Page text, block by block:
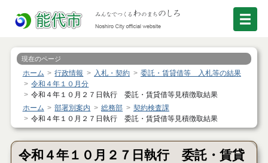
現在のページ
ホーム 行政情報 入札・契約
委託・賃貸借等 入札等の結果
令和４年１０月分
令和４年１０月２７日執行 委託・賃貸借等見積徴取結果
ホーム
部署別案内 総務部
契約検査課
令和４年１０月２７日執行 委託・賃貸借等見積徴取結果
令和４年１０月２７日執行 委託・賃貸